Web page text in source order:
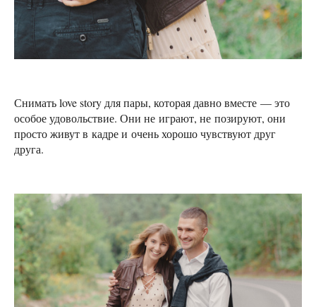
Снимать love story для пары, которая давно вместе — это
особое удовольствие. Они не играют, не позируют, они
просто живут в кадре и очень хорошо чувствуют друг
друга.